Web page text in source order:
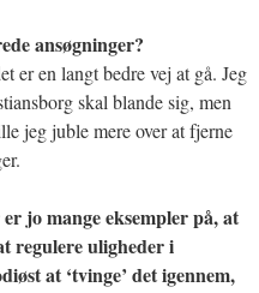
ansøgninger?
er en langt bedre vej at gå. Jeg
skal blande sig, men
jeg juble mere over at fjerne
jo mange eksempler på, at
regulere uligheder i
at ‘tvinge’ det igennem,